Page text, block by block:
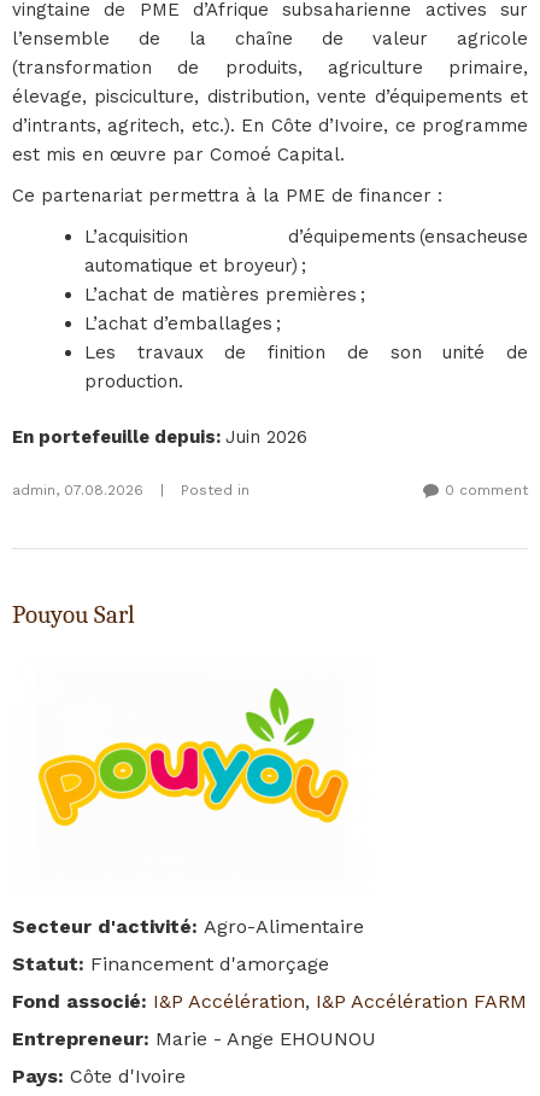
vingtaine de PME d’Afrique subsaharienne actives sur
l’ensemble de la chaîne de valeur agricole
(transformation de produits, agriculture primaire,
élevage, pisciculture, distribution, vente d’équipements et
d’intrants, agritech, etc.). En Côte d’Ivoire, ce programme
est mis en œuvre par Comoé Capital.
Ce partenariat permettra à la PME de financer :
L’acquisition d’équipements (ensacheuse
automatique et broyeur) ;
L’achat de matières premières ;
L’achat d’emballages ;
Les travaux de finition de son unité de
production.
En portefeuille depuis: Juin 2026
admin, 07.08.2026 Posted in 0 comment
Pouyou Sarl
Secteur d'activité: Agro-Alimentaire
Statut: Financement d'amorçage
Fond associé: I&P Accélération, I&P Accélération FARM
Entrepreneur: Marie - Ange EHOUNOU
Pays: Côte d'Ivoire